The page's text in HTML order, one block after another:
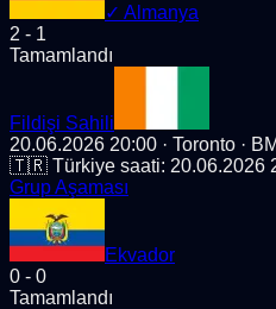
✓ Almanya
2 - 1
Tamamlandı
Fildişi Sahili
20.06.2026 20:00 · Toronto ·
🇹🇷 Türkiye saati: 20.06.2026
Grup Aşaması
Ekvador
0 - 0
Tamamlandı